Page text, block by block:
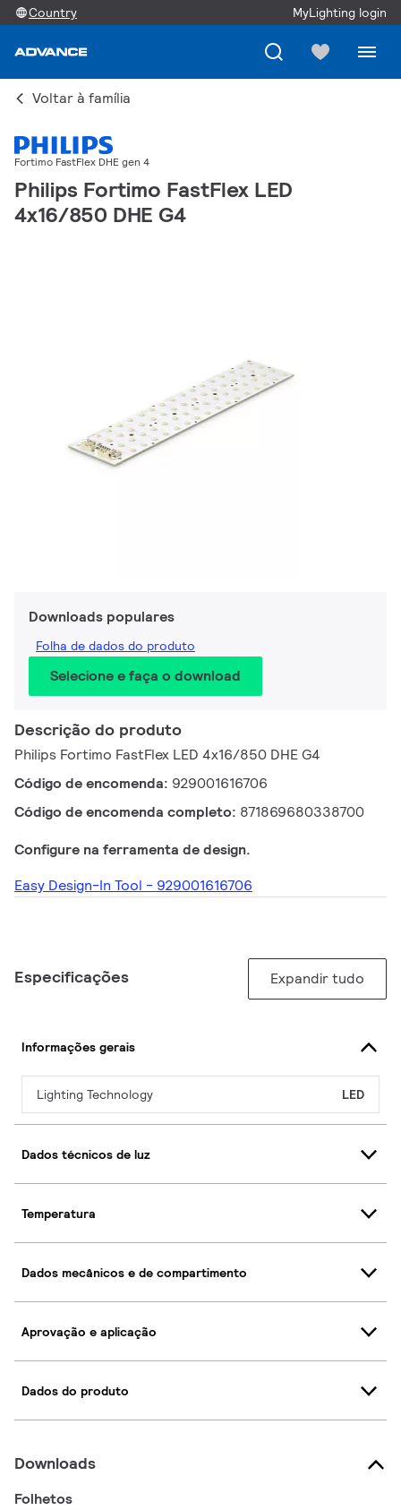
Country MyLighting login
Voltar à família
Fortimo FastFlex DHE gen 4
Philips Fortimo FastFlex LED
4x16/850 DHE G4
Downloads populares
Folha de dados do produto
Selecione e faça o download
Descrição do produto
Philips Fortimo FastFlex LED 4x16/850 DHE G4
Código de encomenda: 929001616706
Código de encomenda completo: 871869680338700
Configure na ferramenta de design.
Easy Design-In Tool - 929001616706
Especificações Expandir tudo
Informações gerais
Lighting Technology LED
Dados técnicos de luz
Temperatura
Dados mecânicos e de compartimento
Aprovação e aplicação
Dados do produto
Downloads
Folhetos